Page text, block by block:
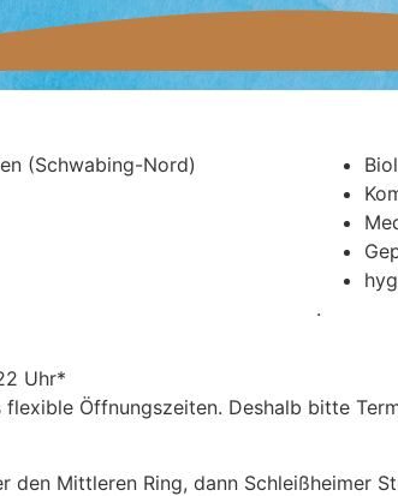
(Schwabing-Nord)
.
Uhr*
Öffnungszeiten. Deshalb bitte
den Mittleren Ring, dann Schleißheimer